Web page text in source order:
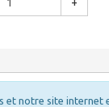
et notre site internet